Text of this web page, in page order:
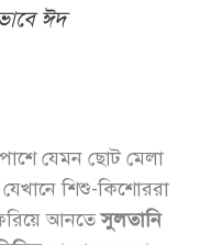
ঈদ
যেমন ছোট মেলা
শিশু-কিশোররা
আনতেসুলতানি